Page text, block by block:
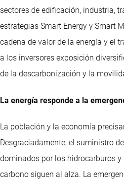
sectores de edificación, industria,
estrategias Smart Energy y Smart
cadena de valor de la energía y el
a los inversores exposición
de la descarbonización y la
La energía responde a la
La población y la economía
Desgraciadamente, el suministro
dominados por los hidrocarburos
carbono siguen al alza. La